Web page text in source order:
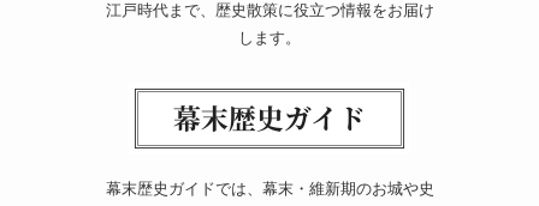
江戸時代まで、歴史散策に役立つ情報をお届け
します。
幕末歴史ガイドでは、幕末・維新期のお城や史